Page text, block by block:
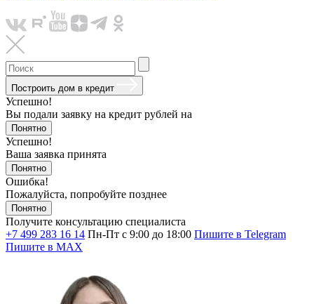
Построить дом в кредит
Успешно!
Вы подали заявку на кредит рублей на
Понятно
Успешно!
Ваша заявка принята
Понятно
Ошибка!
Пожалуйста, попробуйте позднее
Понятно
Получите консультацию специалиста
+7 499 283 16 14 Пн-Пт с 9:00 до 18:00 Пишите в Telegram
Пишите в MAX